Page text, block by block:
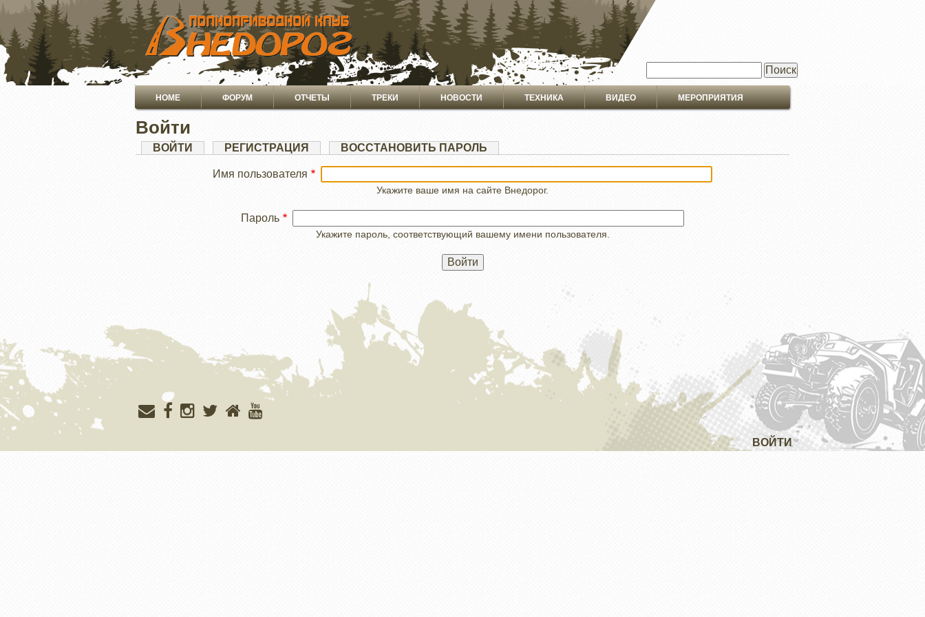
ПЕРЕЙТИ
ОСНОВНОМУ
СОДЕРЖАНИЮ
Основная
навигация
HOME ФОРУМ ОТЧЕТЫ ТРЕКИ НОВОСТИ ТЕХНИКА ВИДЕО МЕРОПРИЯТИЯ
Войти
Главные
ВОЙТИ
(АКТИВНАЯ
РЕГИСТРАЦИЯ ВОССТАНОВИТЬ ПАРОЛЬ
Имя пользователя
Укажите ваше имя на сайте Внедорог.
Пароль
Укажите пароль, соответствующий вашему имени пользователя.
Меню
ВОЙТИ